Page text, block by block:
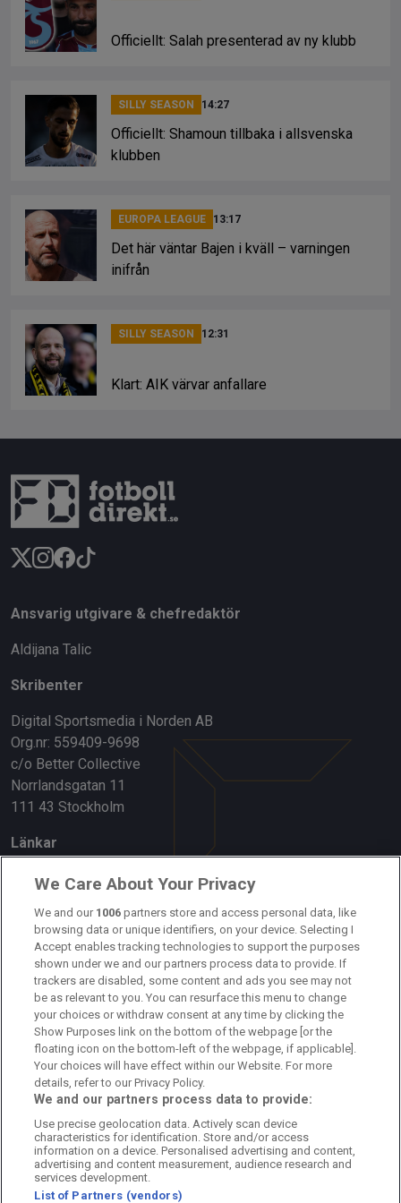
Officiellt: Salah presenterad av ny klubb
SILLY SEASON 14:27
Officiellt: Shamoun tillbaka i allsvenska
klubben
EUROPA LEAGUE 13:17
Det här väntar Bajen i kväll – varningen
inifrån
SILLY SEASON 12:31
Klart: AIK värvar anfallare
Ansvarig utgivare & chefredaktör
Aldijana Talic
Skribenter
Digital Sportsmedia i Norden AB
Org.nr: 559409-9698
c/o Better Collective
Norrlandsgatan 11
111 43 Stockholm
Länkar
Om oss
Kontakta oss
Kundtjänst
Sponsor: Rekatochklart
Annonsera på Fotbolldirekt
Redaktionell policy
Personuppgiftspolicy
Cookiepolicy
Arkiv
We Care About Your Privacy
We and our 1006 partners store and access personal data, like
browsing data or unique identifiers, on your device. Selecting I
Accept enables tracking technologies to support the purposes
shown under we and our partners process data to provide. If
trackers are disabled, some content and ads you see may not
be as relevant to you. You can resurface this menu to change
your choices or withdraw consent at any time by clicking the
Show Purposes link on the bottom of the webpage [or the
floating icon on the bottom-left of the webpage, if applicable].
Your choices will have effect within our Website. For more
details, refer to our Privacy Policy.
We and our partners process data to provide:
Use precise geolocation data. Actively scan device
characteristics for identification. Store and/or access
information on a device. Personalised advertising and content,
advertising and content measurement, audience research and
services development.
List of Partners (vendors)